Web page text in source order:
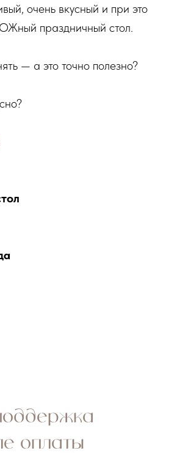
очень вкусный и при это
праздничный стол.
— а это точно полезно?
оплаты